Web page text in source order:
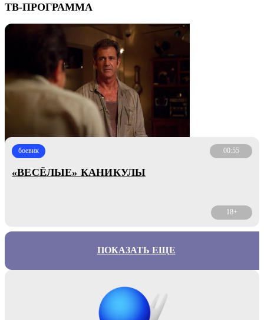
ТВ-ПРОГРАММА
боевик 00:55
«ВЕСЁЛЫЕ» КАНИКУЛЫ
18+
ПОКАЗАТЬ ЕЩЕ